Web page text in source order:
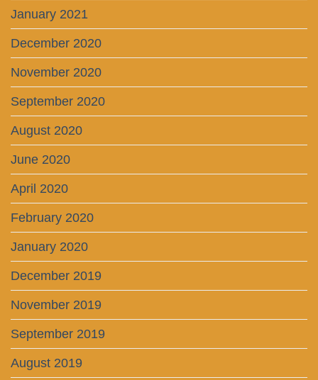
January 2021
December 2020
November 2020
September 2020
August 2020
June 2020
April 2020
February 2020
January 2020
December 2019
November 2019
September 2019
August 2019